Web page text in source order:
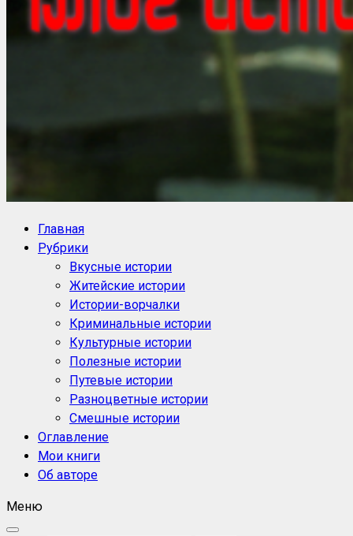
Блог историй NoorySan
Главная
Рубрики
Вкусные истории
Житейские истории
Истории-ворчалки
Криминальные истории
Культурные истории
Полезные истории
Путевые истории
Разноцветные истории
Смешные истории
Оглавление
Мои книги
Об авторе
Меню